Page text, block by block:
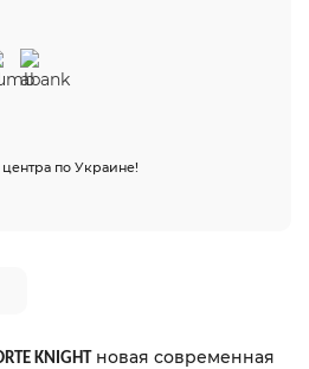
по Украине!
KNIGHTновая современная